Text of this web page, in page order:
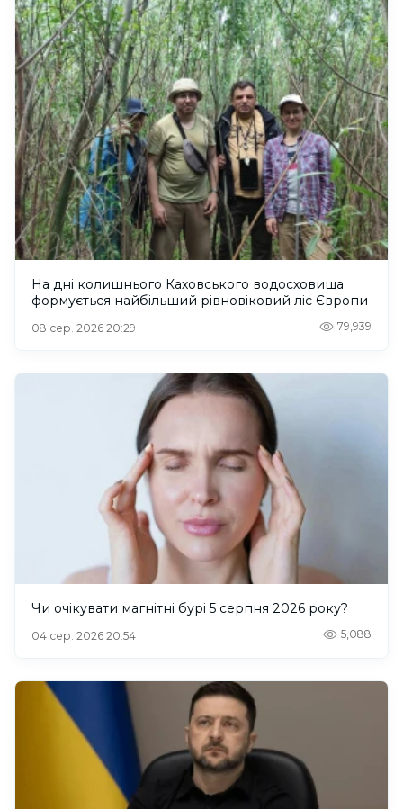
На дні колишнього Каховського водосховища
формується найбільший рівновіковий ліс Європи
08 сер. 2026 20:29 79,939
Чи очікувати магнітні бурі 5 серпня 2026 року?
04 сер. 2026 20:54 5,088